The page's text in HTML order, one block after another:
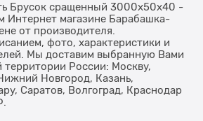
Брусок сращенный 3000x50х40 -
Интернет магазине Барабашка-
от производителя.
фото, характеристики и
Мы доставим выбранную Вами
территории России: Москву,
Новгород, Казань,
Саратов, Волгоград, Краснодар